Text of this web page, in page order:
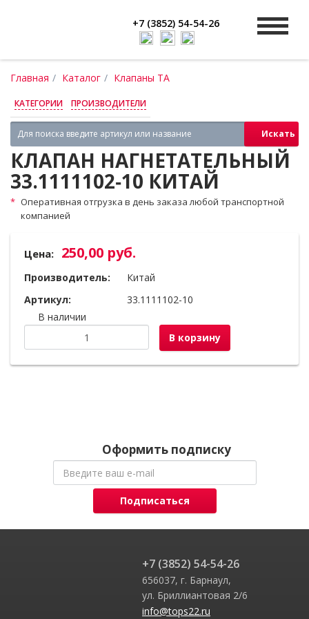
+7 (3852) 54-54-26
Главная Каталог Клапаны ТА
КАТЕГОРИИ ПРОИЗВОДИТЕЛИ
Искать
КЛАПАН НАГНЕТАТЕЛЬНЫЙ
33.1111102‑10 КИТАЙ
Оперативная отгрузка в день заказа любой транспортной
компанией
Цена: 250,00 руб.
Производитель:
Китай
Артикул:
33.1111102-10
В наличии
В корзину
Оформить подписку
Подписаться
+7 (3852) 54-54-26
656037, г. Барнаул,
ул. Бриллиантовая 2/6
info@tops22.ru